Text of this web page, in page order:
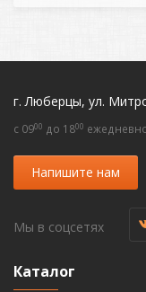
г. Люберцы, ул.
c 0900 до 1800
Напишите нам
Мы в соцсетях
Каталог